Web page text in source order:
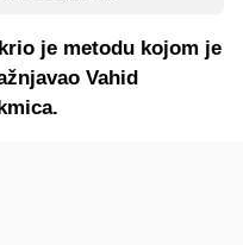
je metodu kojom je
Vahid